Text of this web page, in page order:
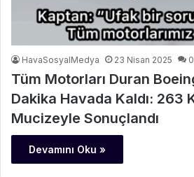
HavaSosyalMedya 23 Nisan 2025 0
Tüm Motorları Duran
Dakika Havada Kaldı: 263
Mucizeyle Sonuçlandı
Devamını Oku »